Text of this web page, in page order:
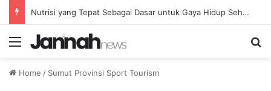
Nutrisi yang Tepat Sebagai Dasar untuk Gaya Hidup Sehat dan Berkelanjutan
Menu
Home / Sumut Provinsi Sport Tourism